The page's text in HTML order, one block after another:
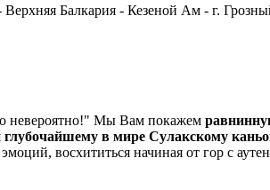
Балкария - Кезеной Ам - г.
невероятно!" Мы Вам покажем
в мире Сулакскому
восхититься начиная от гор с